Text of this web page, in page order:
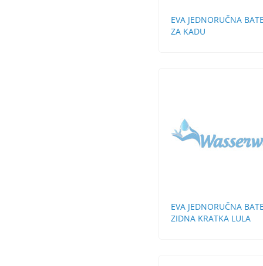
EVA JEDNORUČNA
ZA KADU
EVA JEDNORUČNA
ZIDNA KRATKA LULA